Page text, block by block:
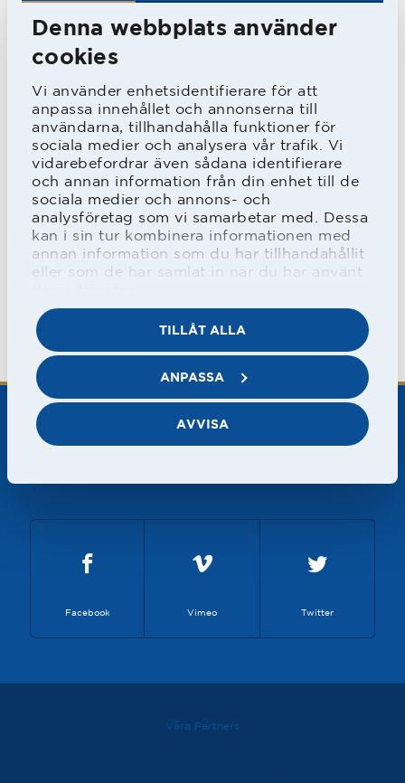
Denna webbplats använder
cookies
Vi använder enhetsidentifierare för att
anpassa innehållet och annonserna till
användarna, tillhandahålla funktioner för
sociala medier och analysera vår trafik. Vi
vidarebefordrar även sådana identifierare
och annan information från din enhet till de
sociala medier och annons- och
analysföretag som vi samarbetar med. Dessa
kan i sin tur kombinera informationen med
annan information som du har tillhandahållit
eller som de har samlat in när du har använt
TILLÅT ALLA
ANPASSA
AVVISA
evenemangspersonal till matcher och
andra evenemang, HBK Futsal och
sig till dam- respektive futsallaget.
Träffa oss på Idrottscentrum (hus I)
mellan 16.15-18.30.
Facebook Vimeo Twitter
Våra Partners